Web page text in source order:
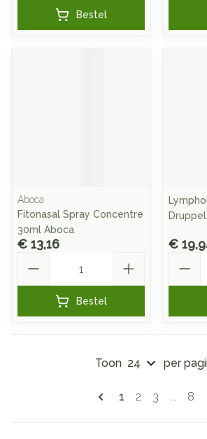
Bestel
Aboca
Fitonasal Spray Concentre
30ml Aboca
€ 13,16
Bestel
€
Pagina's
U lees
1 Pagina
2 Pagina
3 ... 8
Toon per